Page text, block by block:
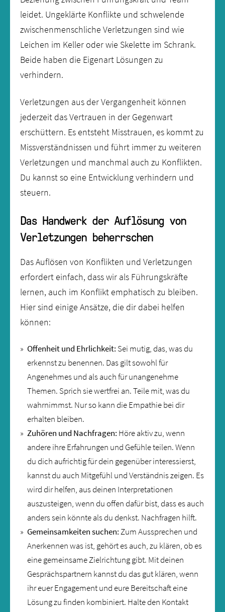
leidet. Ungeklärte Konflikte und schwelende
zwischenmenschliche Verletzungen sind wie
Leichen im Keller oder wie Skelette im Schrank.
Beide haben die Eigenart Lösungen zu
verhindern.
Verletzungen aus der Vergangenheit können
jederzeit das Vertrauen in der Gegenwart
erschüttern. Es entsteht Misstrauen, es kommt zu
Missverständnissen und führt immer zu weiteren
Verletzungen und manchmal auch zu Konflikten.
Du kannst so eine Entwicklung verhindern und
steuern.
Das Handwerk der Auflösung von
Verletzungen beherrschen
Das Auflösen von Konflikten und Verletzungen
erfordert einfach, dass wir als Führungskräfte
lernen, auch im Konflikt emphatisch zu bleiben.
Hier sind einige Ansätze, die dir dabei helfen
können:
Offenheit und Ehrlichkeit: Sei mutig, das, was du
erkennst zu benennen. Das gilt sowohl für
Angenehmes und als auch für unangenehme
Themen. Sprich sie wertfrei an. Teile mit, was du
wahrnimmst. Nur so kann die Empathie bei dir
erhalten bleiben.
Zuhören und Nachfragen: Höre aktiv zu, wenn
andere ihre Erfahrungen und Gefühle teilen. Wenn
du dich aufrichtig für dein gegenüber interessierst,
kannst du auch Mitgefühl und Verständnis zeigen. Es
wird dir helfen, aus deinen Interpretationen
auszusteigen, wenn du offen dafür bist, dass es auch
anders sein könnte als du denkst. Nachfragen hilft.
Gemeinsamkeiten suchen:Zum Aussprechen und
Anerkennen was ist, gehört es auch, zu klären, ob es
eine gemeinsame Zielrichtung gibt. Mit deinen
Gesprächspartnern kannst du das gut klären, wenn
ihr euer Engagement und eure Bereitschaft eine
Lösung zu finden kombiniert. Halte den Kontakt